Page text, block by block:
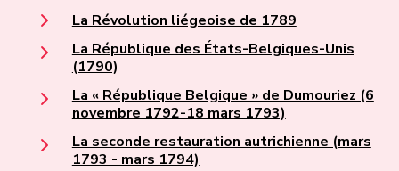
La Révolution liégeoise de 1789
La République des États-Belgiques-Unis
(1790)
La « République Belgique » de Dumouriez (6
novembre 1792-18 mars 1793)
La seconde restauration autrichienne (mars
1793 - mars 1794)